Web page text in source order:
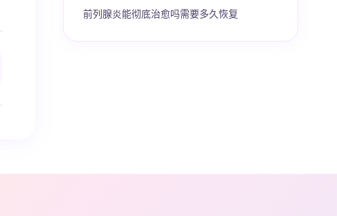
前列腺炎能彻底治愈吗需要多久恢复